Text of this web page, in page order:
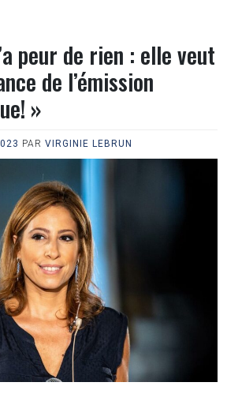
peur de rien : elle veut
de l’émission
»
PAR VIRGINIE LEBRUN